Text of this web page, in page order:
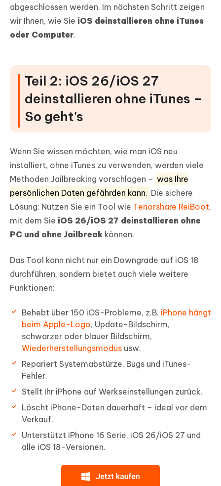
abgeschlossen werden. Im nächsten Schritt zeigen
wir Ihnen, wie Sie iOS deinstallieren ohne iTunes
oder Computer.
Teil 2: iOS 26/iOS 27
deinstallieren ohne iTunes –
So geht's
Wenn Sie wissen möchten, wie man iOS neu
installiert, ohne iTunes zu verwenden, werden viele
Methoden Jailbreaking vorschlagen – was Ihre
persönlichen Daten gefährden kann. Die sichere
Lösung: Nutzen Sie ein Tool wie Tenorshare ReiBoot,
mit dem Sie iOS 26/iOS 27 deinstallieren ohne
PC und ohne Jailbreak können.
Das Tool kann nicht nur ein Downgrade auf iOS 18
durchführen, sondern bietet auch viele weitere
Funktionen:
Behebt über 150 iOS-Probleme, z.B. iPhone hängt
beim Apple-Logo, Update-Bildschirm,
schwarzer oder blauer Bildschirm,
Wiederherstellungsmodus usw.
Repariert Systemabstürze, Bugs und iTunes-
Fehler.
Stellt Ihr iPhone auf Werkseinstellungen zurück.
Löscht iPhone-Daten dauerhaft – ideal vor dem
Verkauf.
Unterstützt iPhone 16 Serie, iOS 26/iOS 27 und
alle iOS 18-Versionen.